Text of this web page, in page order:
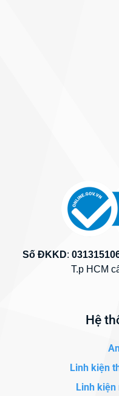
Số ĐKKD:
T.p HCM
Hệ
Linh kiện
Linh